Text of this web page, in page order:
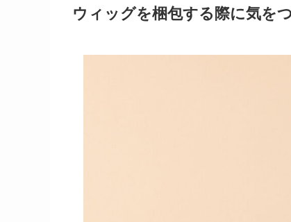
ウィッグを梱包する際に気を